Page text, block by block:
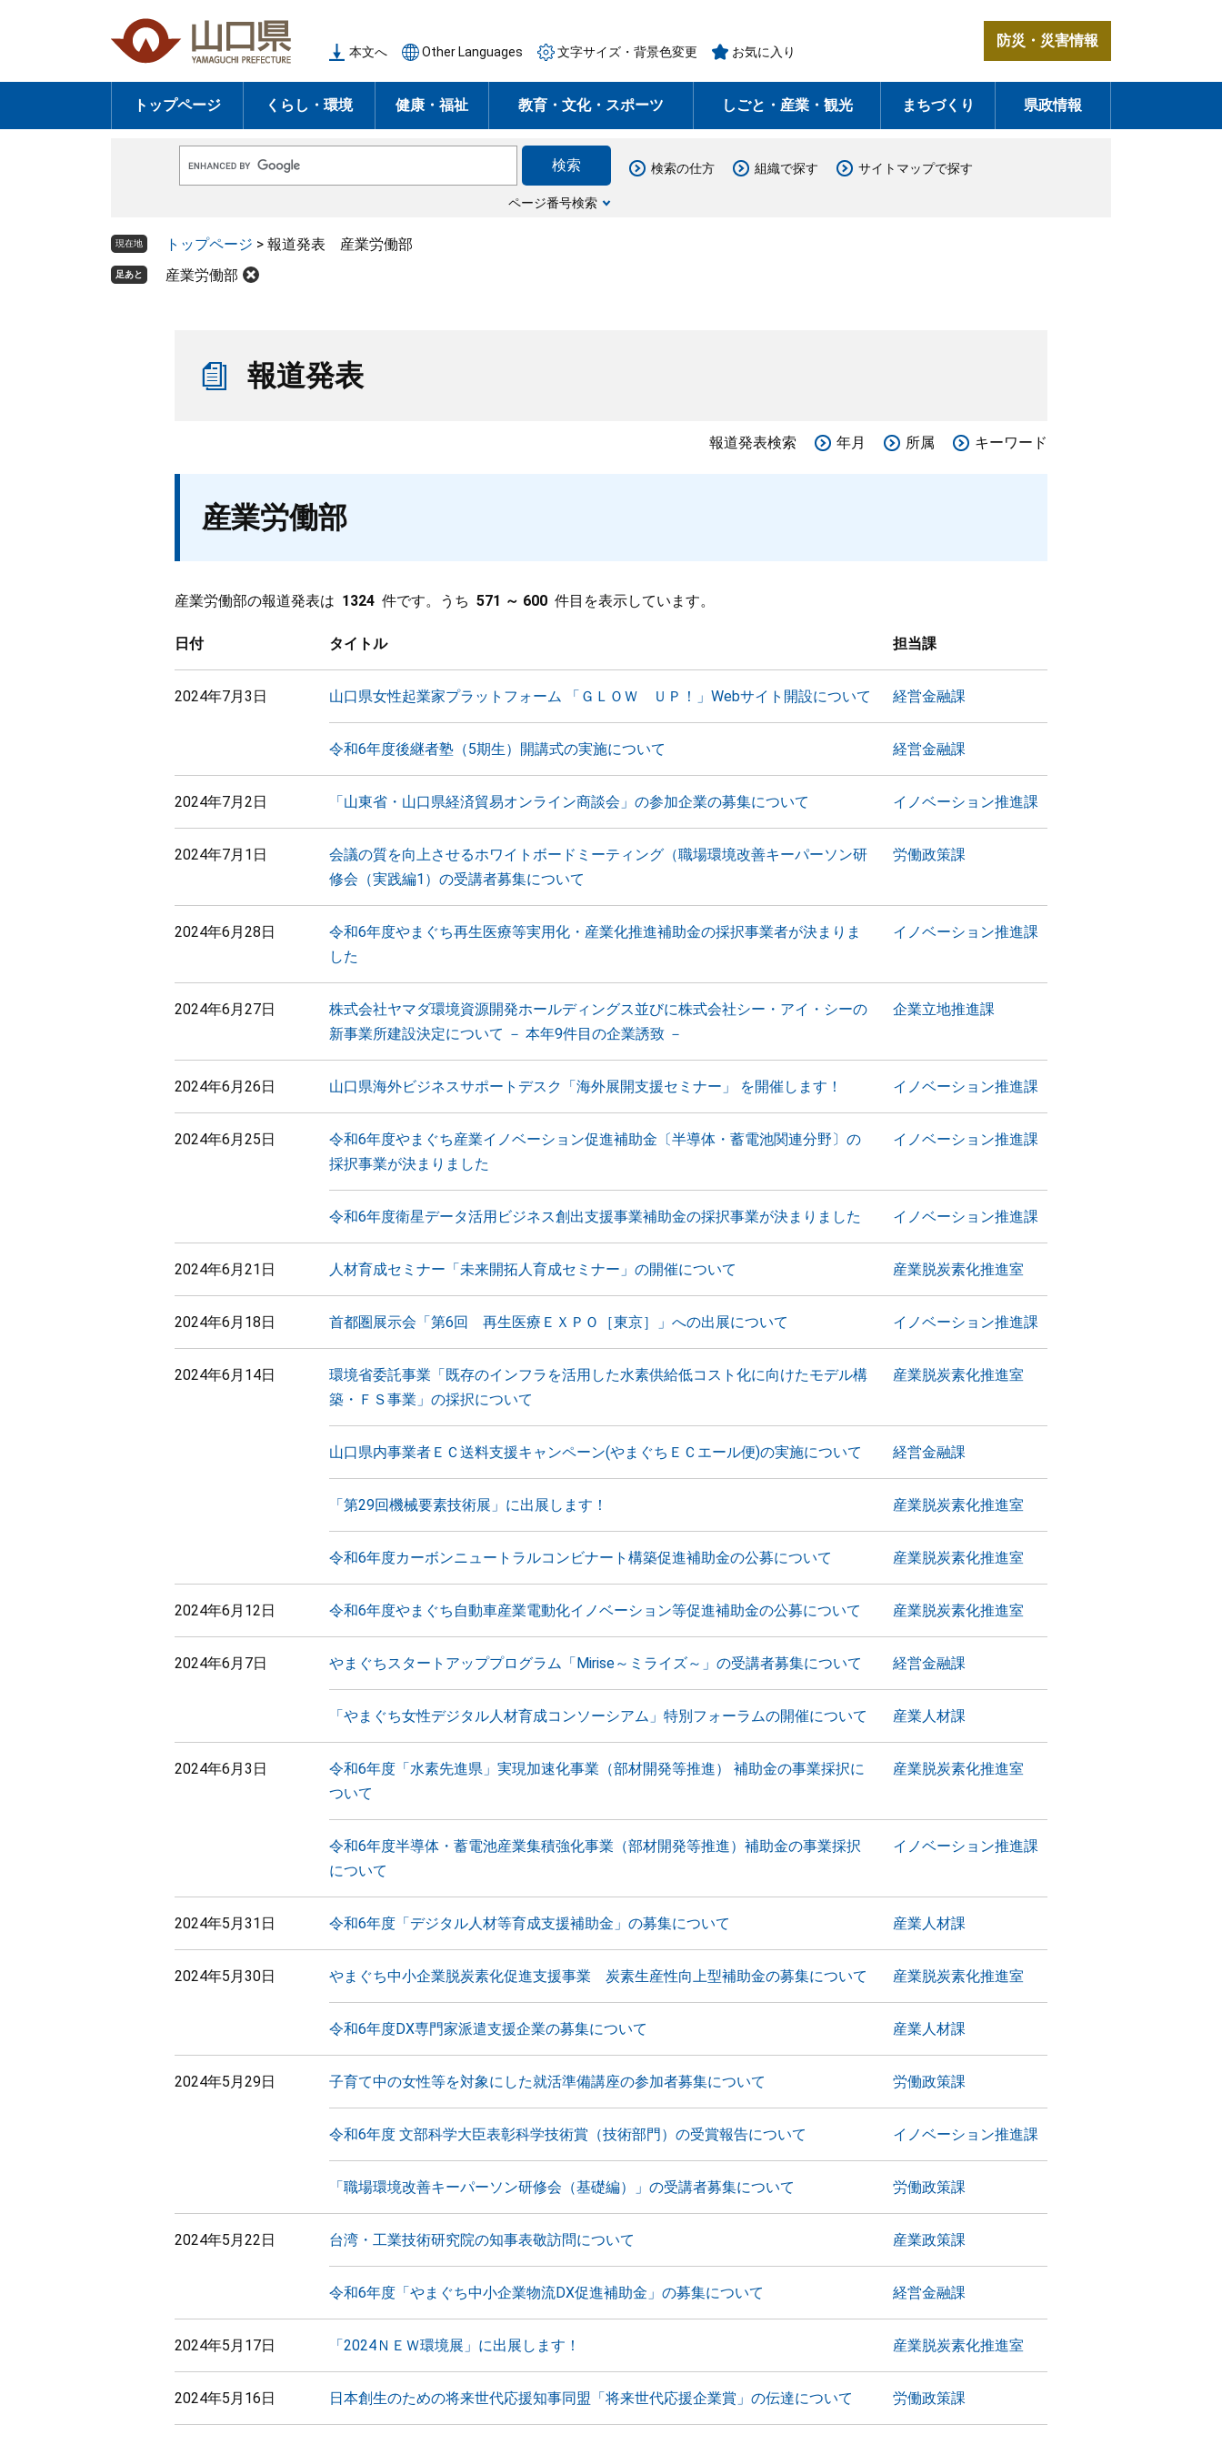
の
頭
ー
飛
本文へ Other Languages 文字サイズ・背景色変更 お気に入り
防災・災害情報
トップページ くらし・環境 健康・福祉 教育・文化・スポーツ しごと・産業・観光 まちづくり 県政情報
o
e
ス
ページ番号検索
検索の仕方 組織で探す サイトマップで探す
現在地 トップページ > 報道発表 産業労働部
足あと 産業労働部
報道発表
報道発表検索 年月 所属 キーワード
産業労働部
産業労働部の報道発表は 1324 件です。うち 571 ～ 600 件目を表示しています。
日付 タイトル 担当課
2024年7月3日 山口県女性起業家プラットフォーム 「ＧＬＯＷ ＵＰ！」Webサイト開設について 経営金融課
令和6年度後継者塾（5期生）開講式の実施について 経営金融課
2024年7月2日 「山東省・山口県経済貿易オンライン商談会」の参加企業の募集について イノベーション推進課
2024年7月1日
会議の質を向上させるホワイトボードミーティング（職場環境改善キーパーソン研
修会（実践編1）の受講者募集について
労働政策課
2024年6月28日
令和6年度やまぐち再生医療等実用化・産業化推進補助金の採択事業者が決まりま
した
イノベーション推進課
2024年6月27日
株式会社ヤマダ環境資源開発ホールディングス並びに株式会社シー・アイ・シーの
新事業所建設決定について － 本年9件目の企業誘致 －
企業立地推進課
2024年6月26日 山口県海外ビジネスサポートデスク「海外展開支援セミナー」 を開催します！ イノベーション推進課
2024年6月25日
令和6年度やまぐち産業イノベーション促進補助金〔半導体・蓄電池関連分野〕の
採択事業が決まりました
イノベーション推進課
令和6年度衛星データ活用ビジネス創出支援事業補助金の採択事業が決まりました イノベーション推進課
2024年6月21日 人材育成セミナー「未来開拓人育成セミナー」の開催について 産業脱炭素化推進室
2024年6月18日 首都圏展示会「第6回 再生医療ＥＸＰＯ［東京］」への出展について イノベーション推進課
2024年6月14日
環境省委託事業「既存のインフラを活用した水素供給低コスト化に向けたモデル構
築・ＦＳ事業」の採択について
産業脱炭素化推進室
山口県内事業者ＥＣ送料支援キャンペーン(やまぐちＥＣエール便)の実施について 経営金融課
「第29回機械要素技術展」に出展します！ 産業脱炭素化推進室
令和6年度カーボンニュートラルコンビナート構築促進補助金の公募について 産業脱炭素化推進室
2024年6月12日 令和6年度やまぐち自動車産業電動化イノベーション等促進補助金の公募について 産業脱炭素化推進室
2024年6月7日 やまぐちスタートアッププログラム「Mirise～ミライズ～」の受講者募集について 経営金融課
「やまぐち女性デジタル人材育成コンソーシアム」特別フォーラムの開催について 産業人材課
2024年6月3日
令和6年度「水素先進県」実現加速化事業（部材開発等推進） 補助金の事業採択に
ついて
産業脱炭素化推進室
令和6年度半導体・蓄電池産業集積強化事業（部材開発等推進）補助金の事業採択
について
イノベーション推進課
2024年5月31日 令和6年度「デジタル人材等育成支援補助金」の募集について 産業人材課
2024年5月30日 やまぐち中小企業脱炭素化促進支援事業 炭素生産性向上型補助金の募集について 産業脱炭素化推進室
令和6年度DX専門家派遣支援企業の募集について 産業人材課
2024年5月29日 子育て中の女性等を対象にした就活準備講座の参加者募集について 労働政策課
令和6年度 文部科学大臣表彰科学技術賞（技術部門）の受賞報告について イノベーション推進課
「職場環境改善キーパーソン研修会（基礎編）」の受講者募集について 労働政策課
2024年5月22日 台湾・工業技術研究院の知事表敬訪問について 産業政策課
令和6年度「やまぐち中小企業物流DX促進補助金」の募集について 経営金融課
2024年5月17日 「2024ＮＥＷ環境展」に出展します！ 産業脱炭素化推進室
2024年5月16日 日本創生のための将来世代応援知事同盟「将来世代応援企業賞」の伝達について 労働政策課